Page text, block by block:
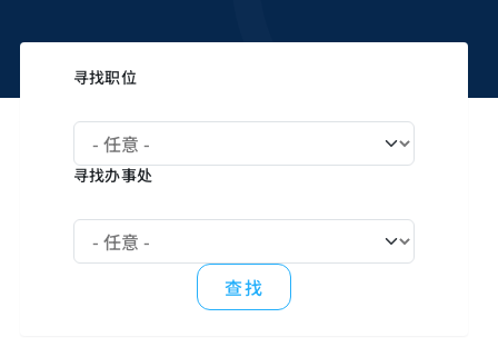
寻找职位
寻找办事处